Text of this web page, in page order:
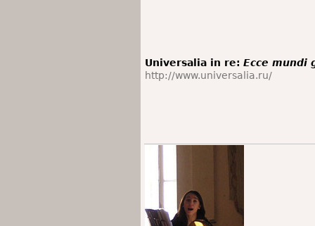
Universalia in re: Ecce mundi
http://www.universalia.ru/